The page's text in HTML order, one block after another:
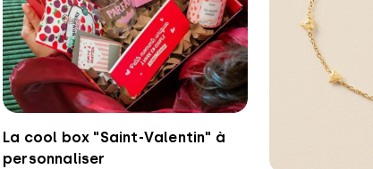
La cool box "Saint-Valentin" à
personnaliser